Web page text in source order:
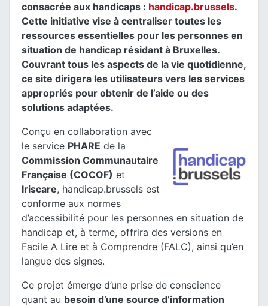
consacrée aux handicaps : handicap.brussels.
Cette initiative vise à centraliser toutes les
ressources essentielles pour les personnes en
situation de handicap résidant à Bruxelles.
Couvrant tous les aspects de la vie quotidienne,
ce site dirigera les utilisateurs vers les services
appropriés pour obtenir de l’aide ou des
solutions adaptées.
Conçu en collaboration avec
le service PHARE de la
Commission Communautaire
Française (COCOF) et
Iriscare, handicap.brussels est
conforme aux normes
d’accessibilité pour les personnes en situation de
handicap et, à terme, offrira des versions en
Facile A Lire et à Comprendre (FALC), ainsi qu’en
langue des signes.
Ce projet émerge d’une prise de conscience
quant au besoin d’une source d’information